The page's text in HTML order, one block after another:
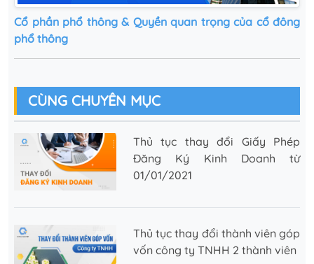
Cổ phần phổ thông & Quyền quan trọng của cổ đông
phổ thông
CÙNG CHUYÊN MỤC
Thủ tục thay đổi Giấy Phép
Đăng Ký Kinh Doanh từ
01/01/2021
Thủ tục thay đổi thành viên góp
vốn công ty TNHH 2 thành viên